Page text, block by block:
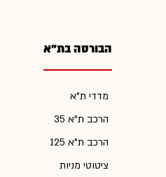
הבורסה בת"א
מדדי ת"א
הרכב ת"א 35
הרכב ת"א 125
ציטוטי מניות